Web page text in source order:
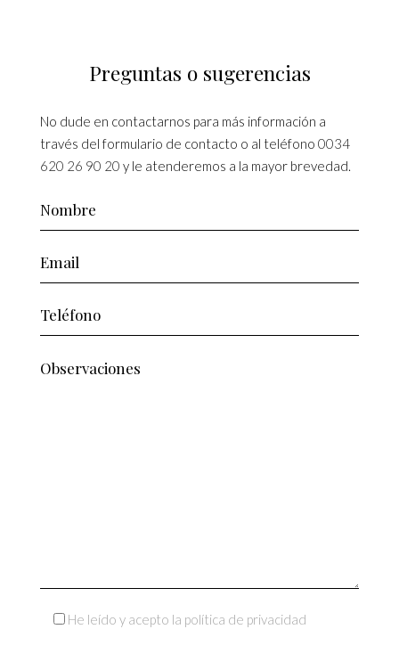
Preguntas o sugerencias
No dude en contactarnos para más información a
través del formulario de contacto o al teléfono 0034
620 26 90 20 y le atenderemos a la mayor brevedad.
He leído y acepto la política de privacidad